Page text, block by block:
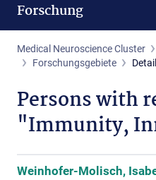
Forschung
Medical Neuroscience Cluster
Forschungsgebiete
Persons with
"Immunity,
Weinhofer-Molisch,